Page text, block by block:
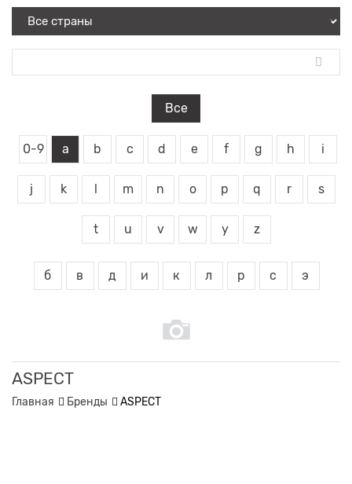
Все
0-9 a b c d e f g h i
j k m n o p q r s
t u v w y z
б в д и к л р с э
ASPECT
Главная Бренды ASPECT